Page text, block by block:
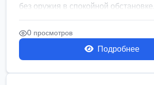
без оружия в спокойной обстановке....
0 просмотров
Подробнее